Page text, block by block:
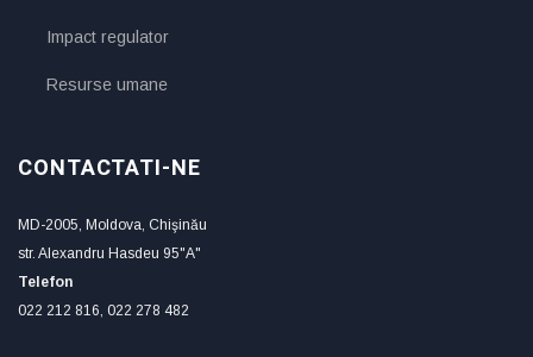
Impact regulator
Resurse umane
CONTACTATI-NE
MD-2005, Moldova, Chişinău
str. Alexandru Hasdeu 95"A"
Telefon
022 212 816, 022 278 482